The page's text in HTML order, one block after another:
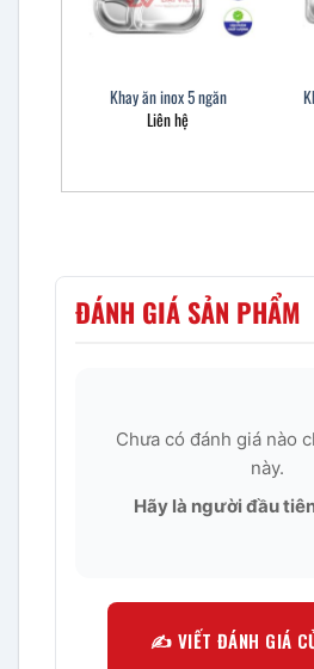
Khay ăn inox 5 ngăn
Liên hệ
ĐÁNH GIÁ SẢN PHẨM
Chưa có đánh giá nào
này.
Hãy là người đầu
✍️ VIẾT ĐÁNH GIÁ